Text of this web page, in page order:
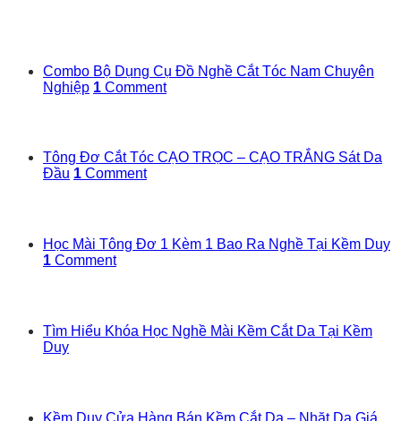
Combo Bộ Dụng Cụ Đồ Nghề Cắt Tóc Nam Chuyên
Nghiệp 1 Comment
Tông Đơ Cắt Tóc CẠO TRỌC – CẠO TRẮNG Sát Da
Đầu 1 Comment
Học Mài Tông Đơ 1 Kèm 1 Bao Ra Nghề Tại Kềm Duy
1 Comment
Tìm Hiểu Khóa Học Nghề Mài Kềm Cắt Da Tại Kềm
Duy
Kềm Duy Cửa Hàng Bán Kềm Cắt Da – Nhặt Da Giá